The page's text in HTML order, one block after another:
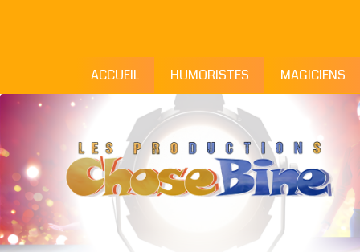
ACCUEIL HUMORISTES MAGICIENS